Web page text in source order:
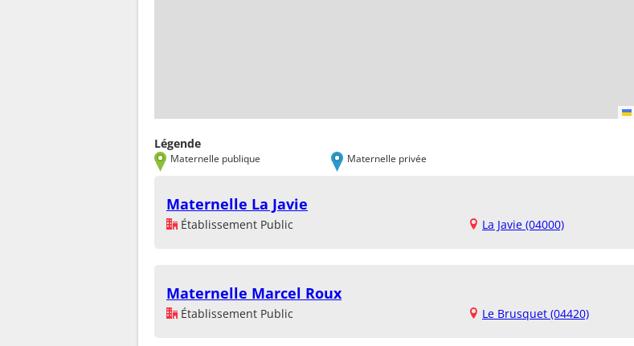
Légende
Maternelle publique Maternelle privée
Maternelle La Javie
Établissement Public La Javie (04000)
Maternelle Marcel Roux
Établissement Public Le Brusquet (04420)